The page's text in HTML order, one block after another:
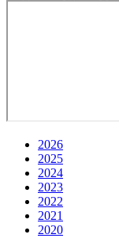
2026
2025
2024
2023
2022
2021
2020